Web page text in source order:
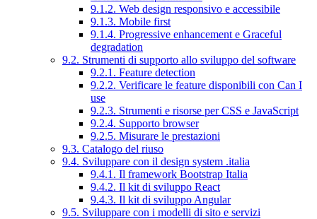
9.1.2. Web design responsivo e accessibile
9.1.3. Mobile first
9.1.4. Progressive enhancement e Graceful
degradation
9.2. Strumenti di supporto allo sviluppo del software
9.2.1. Feature detection
9.2.2. Verificare le feature disponibili con Can I
use
9.2.3. Strumenti e risorse per CSS e JavaScript
9.2.4. Supporto browser
9.2.5. Misurare le prestazioni
9.3. Catalogo del riuso
9.4. Sviluppare con il design system .italia
9.4.1. Il framework Bootstrap Italia
9.4.2. Il kit di sviluppo React
9.4.3. Il kit di sviluppo Angular
9.5. Sviluppare con i modelli di sito e servizi